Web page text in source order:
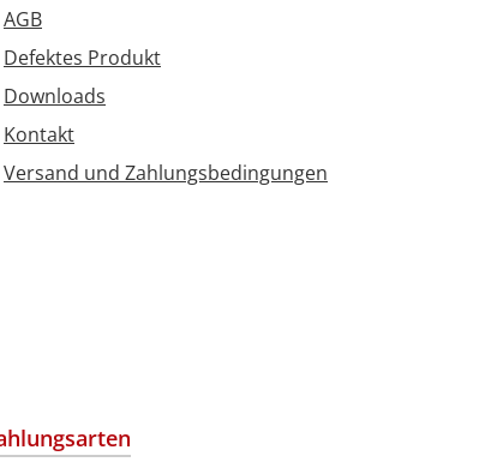
AGB
Defektes Produkt
Downloads
Kontakt
Versand und Zahlungsbedingungen